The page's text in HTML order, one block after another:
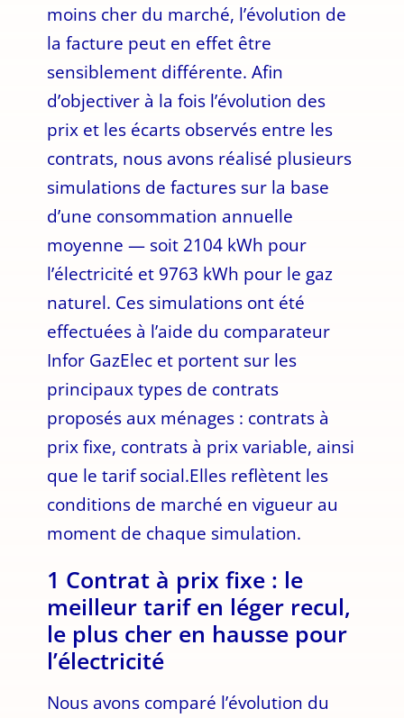
moins cher du marché, l’évolution de
la facture peut en effet être
sensiblement différente. Afin
d’objectiver à la fois l’évolution des
prix et les écarts observés entre les
contrats, nous avons réalisé plusieurs
simulations de factures sur la base
d’une consommation annuelle
moyenne — soit 2104 kWh pour
l’électricité et 9763 kWh pour le gaz
naturel. Ces simulations ont été
effectuées à l’aide du comparateur
Infor GazElec et portent sur les
principaux types de contrats
proposés aux ménages : contrats à
prix fixe, contrats à prix variable, ainsi
que le tarif social.Elles reflètent les
conditions de marché en vigueur au
moment de chaque simulation.
1 Contrat à prix fixe : le
meilleur tarif en léger recul,
le plus cher en hausse pour
l’électricité
Nous avons comparé l’évolution du